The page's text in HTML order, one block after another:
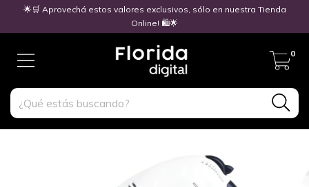
🌟🛒 Aprovechá estos valores exclusivos, sólo en nuestra Tienda
Online! 🛍️🌟
0